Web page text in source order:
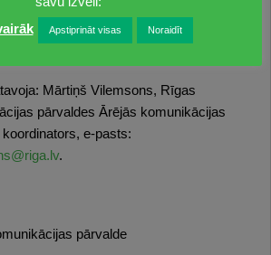
no UNESCO pasaules kultūras
seguma maiņas darbus, parkā
Mārtiņš Vilemsons, Rīgas
pārvaldes Ārējās komunikācijas
e-pasts:
.
pārvalde
Apstiprināt visas Noraidīt